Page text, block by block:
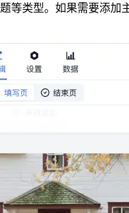
等类型。如果需要添加